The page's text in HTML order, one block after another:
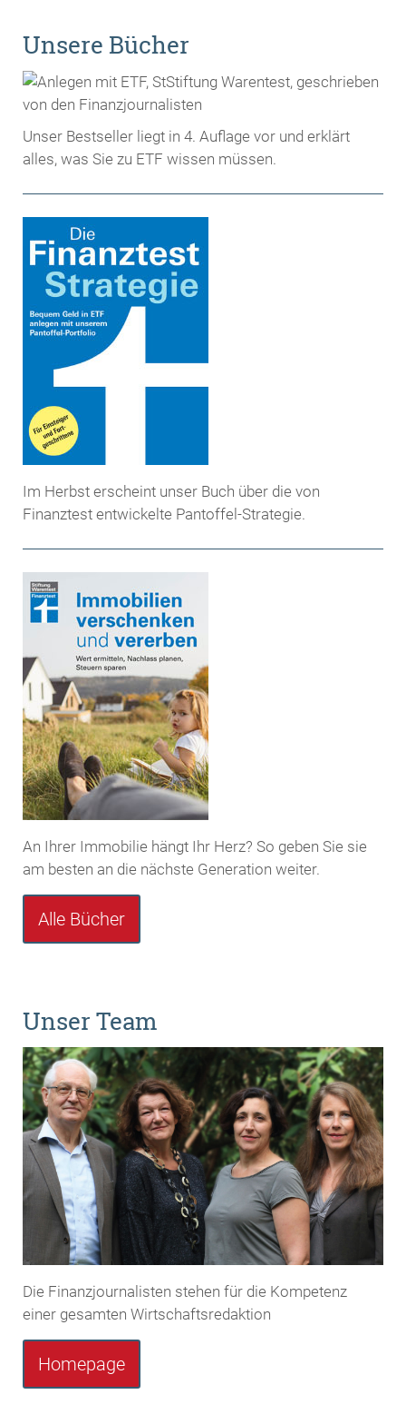
Unsere Bücher
Unser Bestseller liegt in 4. Auflage vor und erklärt
alles, was Sie zu ETF wissen müssen.
Im Herbst erscheint unser Buch über die von
Finanztest entwickelte Pantoffel-Strategie.
An Ihrer Immobilie hängt Ihr Herz? So geben Sie sie
am besten an die nächste Generation weiter.
Alle Bücher
Unser Team
Die Finanzjournalisten stehen für die Kompetenz
einer gesamten Wirtschaftsredaktion
Homepage